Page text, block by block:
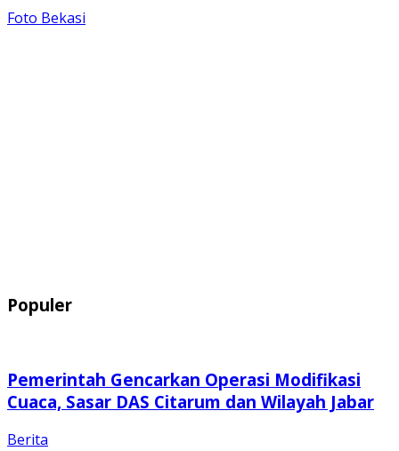
Foto Bekasi
Populer
Pemerintah Gencarkan Operasi Modifikasi
Cuaca, Sasar DAS Citarum dan Wilayah Jabar
Berita